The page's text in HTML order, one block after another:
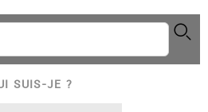
SUIS-JE ?